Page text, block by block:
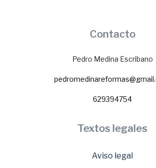
Contacto
Pedro Medina Escribano
629394754
Textos legales
Aviso legal